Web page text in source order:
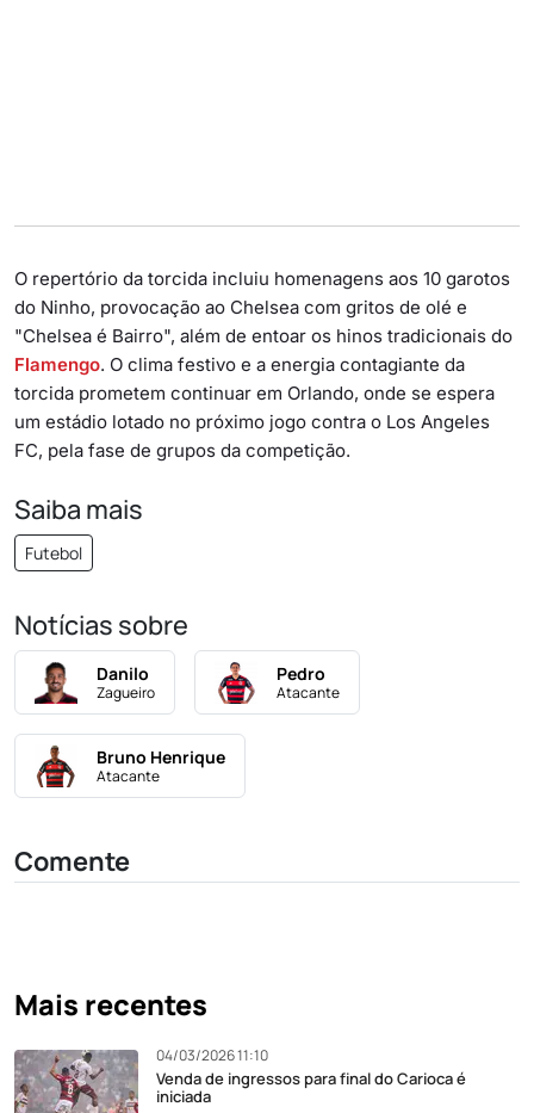
O repertório da torcida incluiu homenagens aos 10 garotos
do Ninho, provocação ao Chelsea com gritos de olé e
"Chelsea é Bairro", além de entoar os hinos tradicionais do
Flamengo. O clima festivo e a energia contagiante da
torcida prometem continuar em Orlando, onde se espera
um estádio lotado no próximo jogo contra o Los Angeles
FC, pela fase de grupos da competição.
Saiba mais
Futebol
Notícias sobre
Danilo
Zagueiro
Pedro
Atacante
Bruno Henrique
Atacante
Comente
Mais recentes
04/03/2026 11:10
Venda de ingressos para final do Carioca é
iniciada